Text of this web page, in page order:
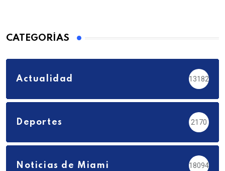
CATEGORÍAS
Actualidad 13182
Deportes 2170
Noticias de Miami 18094